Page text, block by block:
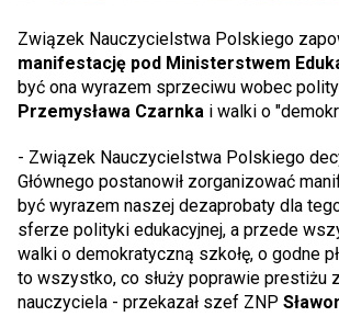
Związek Nauczycielstwa Polskiego
manifestację pod Ministerstwem
być ona wyrazem sprzeciwu wobec
Przemysława Czarnka i walki o
- Związek Nauczycielstwa Polskiego
Głównego postanowił zorganizować
być wyrazem naszej dezaprobaty dla
sferze polityki edukacyjnej, a przede
walki o demokratyczną szkołę, o godne
to wszystko, co służy poprawie prestiżu
nauczyciela - przekazał szef ZNP